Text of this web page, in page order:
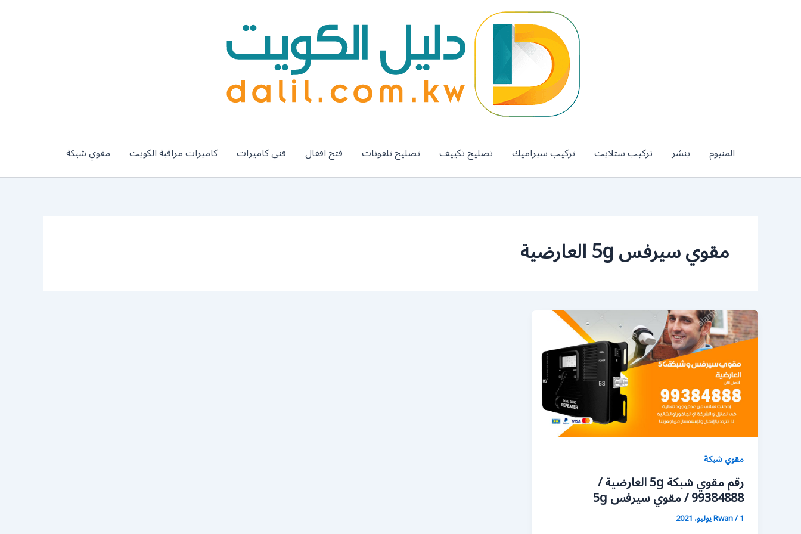
المنيوم بنشر تركيب ستلايت تركيب سيراميك تصليح تكييف تصليح تلفونات فتح اقفال فني كاميرات كاميرات مراقبة الكويت مقوي شبكة
مقوي سيرفس 5g العارضية
مقوي شبكة
رقم مقوي شبكة 5g العارضية /
99384888 / مقوي سيرفس 5g
Rwan/1 يوليو، 2021